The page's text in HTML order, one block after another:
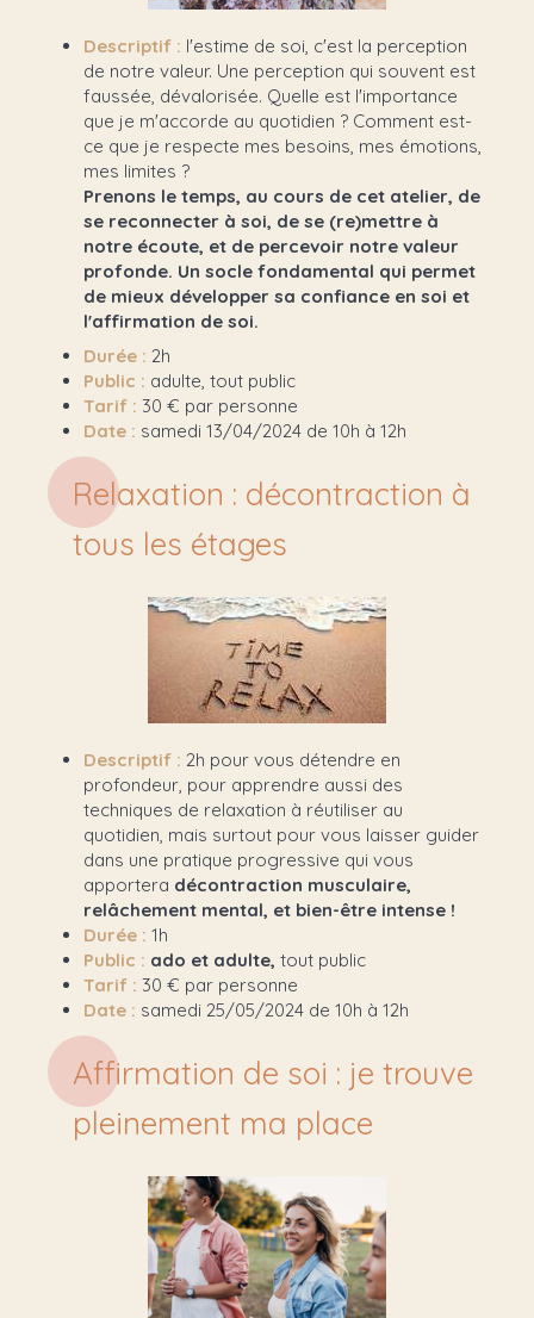
Descriptif : l'estime de soi, c'est la perception
de notre valeur. Une perception qui souvent est
faussée, dévalorisée. Quelle est l'importance
que je m'accorde au quotidien ? Comment est-
ce que je respecte mes besoins, mes émotions,
mes limites ?
Prenons le temps, au cours de cet atelier, de
se reconnecter à soi, de se (re)mettre à
notre écoute, et de percevoir notre valeur
profonde. Un socle fondamental qui permet
de mieux développer sa confiance en soi et
l'affirmation de soi.
Durée : 2h
Public : adulte, tout public
Tarif : 30 € par personne
Date : samedi 13/04/2024 de 10h à 12h
Relaxation : décontraction à
tous les étages
Descriptif : 2h pour vous détendre en
profondeur, pour apprendre aussi des
techniques de relaxation à réutiliser au
quotidien, mais surtout pour vous laisser guider
dans une pratique progressive qui vous
apportera décontraction musculaire,
relâchement mental, et bien-être intense !
Durée : 1h
Public : ado et adulte, tout public
Tarif : 30 € par personne
Date : samedi 25/05/2024 de 10h à 12h
Affirmation de soi : je trouve
pleinement ma place